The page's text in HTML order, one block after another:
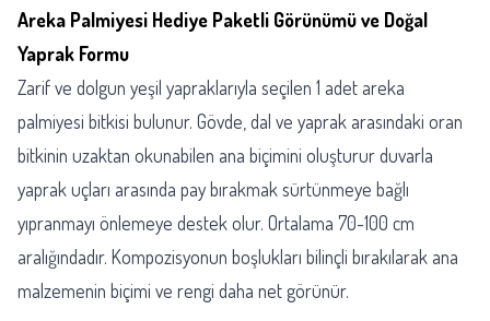
Areka Palmiyesi Hediye Paketli Görünümü ve Doğal
Yaprak Formu
Zarif ve dolgun yeşil yapraklarıyla seçilen 1 adet areka
palmiyesi bitkisi bulunur. Gövde, dal ve yaprak arasındaki oran
bitkinin uzaktan okunabilen ana biçimini oluşturur duvarla
yaprak uçları arasında pay bırakmak sürtünmeye bağlı
yıpranmayı önlemeye destek olur. Ortalama 70-100 cm
aralığındadır. Kompozisyonun boşlukları bilinçli bırakılarak ana
malzemenin biçimi ve rengi daha net görünür.